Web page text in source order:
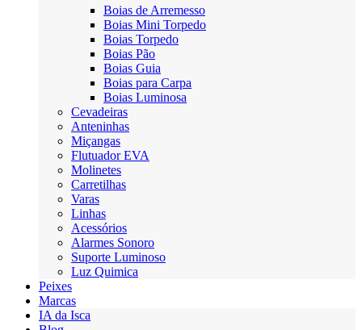
Boias de Arremesso
Boias Mini Torpedo
Boias Torpedo
Boias Pão
Boias Guia
Boias para Carpa
Boias Luminosa
Cevadeiras
Anteninhas
Miçangas
Flutuador EVA
Molinetes
Carretilhas
Varas
Linhas
Acessórios
Alarmes Sonoro
Suporte Luminoso
Luz Quimica
Peixes
Marcas
IA da Isca